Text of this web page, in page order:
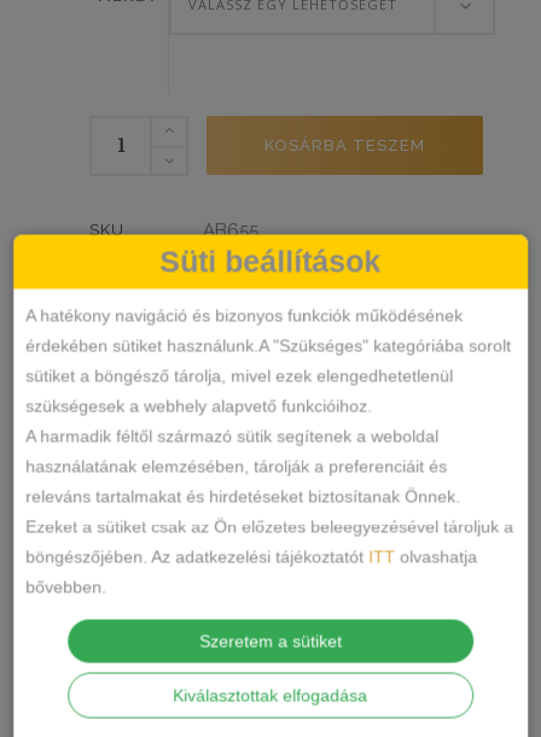
VÁLASSZ EGY LEHETŐSÉGET
részes
fürdőruha
több
színben
mennyiség
KOSÁRBA TESZEM
SKU AB655
KATEGÓRIÁK Fürdőruha ,Kétrészes
bandeau bikini,barna bikini,bikini,
fekete bikini,türkiz bikini
Márka:Life Beach
MEGOSZTÁS
LEÍRÁS
TOVÁBBI INFORMÁCIÓK
– Elegáns És Nőies
Megjelenés
Süti beállítások
A hatékony navigáció és bizonyos funkciók működésének
érdekében sütiket használunk.A "Szükséges" kategóriába sorolt
sütiket a böngésző tárolja, mivel ezek elengedhetetlenül
szükségesek a webhely alapvető funkcióihoz.
A harmadik féltől származó sütik segítenek a weboldal
használatának elemzésében, tárolják a preferenciáit és
releváns tartalmakat és hirdetéseket biztosítanak Önnek.
Ezeket a sütiket csak az Ön előzetes beleegyezésével tároljuk a
böngészőjében. Az adatkezelési tájékoztatót ITT olvashatja
bővebben.
Szeretem a sütiket
Kiválasztottak elfogadása